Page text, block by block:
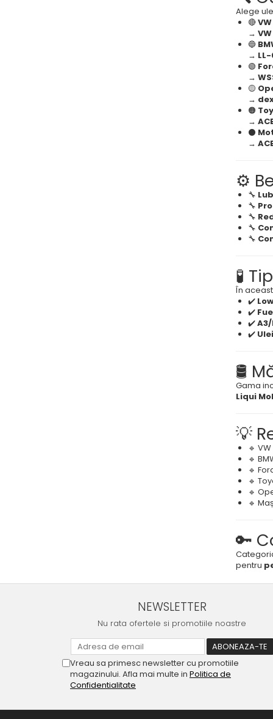
Alege
🔴
→
🔵
→
🟢
→
🟡
→
🟠
→
⚫
→
⚙️
🔧
🔧
🔧
🔧
🔧
🧪
În
✔️
✔️
✔️
✔️
🛢️
Gama
Liqui
💡
🔹
🔹
🔹
🔹
🔹
🔹
🔑
pentru
NEWSLETTER
Nu rata ofertele si promotiile noastre
Vreau sa primesc newsletter cu promotiile
magazinului. Afla mai multe in Politica de
Confidentialitate